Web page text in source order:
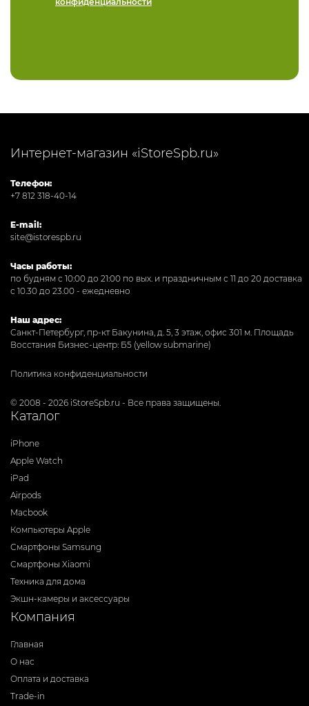
Интернет-магазин «iStoreSpb.ru»
Телефон:
+7 812 318-40-14
E-mail:
site@istorespb.ru
Часы работы:
по будням с 10:00 до 21:00 по вых. и праздничным с 11 до 20 доставка
с 10.30 до 23.00 - ежедневно
Наш адрес:
Санкт-Петербург, пр-кт Бакунина, д. 5, 3 этаж, офис 301 м. Площадь
Восстания Бизнес-центр: Б5 (yellow submarine)
Политика конфиденциальности
© 2008 - 2026 iStoreSpb.ru - Все права защищены.
Каталог
iPhone
Apple Watch
iPad
Airpods
Macbook
Компьютеры Apple
Смартфоны Samsung
Смартфоны Xiaomi
Техника для дома
Экшн-камеры и аксессуары
Компания
Главная
О нас
Оплата и доставка
Trade-in